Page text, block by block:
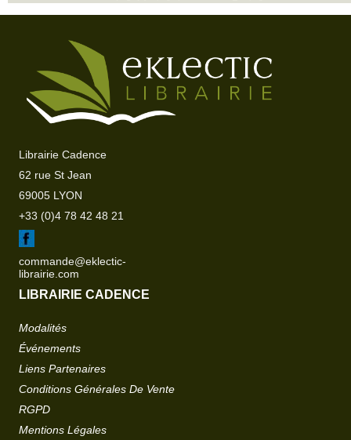
Librairie Cadence
62 rue St Jean
69005 LYON
+33 (0)4 78 42 48 21
commande@eklectic-
librairie.com
LIBRAIRIE CADENCE
Modalités
Événements
Liens Partenaires
Conditions Générales De Vente
RGPD
Mentions Légales